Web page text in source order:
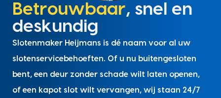
Betrouwbaar, snel en
deskundig
Slotenmaker Heijmans is dé naam voor al uw
slotenservicebehoeften. Of u nu buitengesloten
bent, een deur zonder schade wilt laten openen,
of een kapot slot wilt vervangen, wij staan 24/7